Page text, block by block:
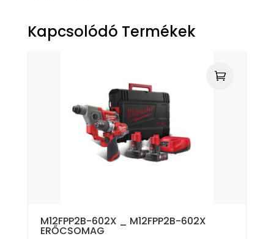
Kapcsolódó Termékek
M12FPP2B-602X _ M12FPP2B-602X
ERŐCSOMAG